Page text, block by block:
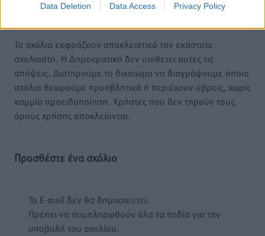
Data Deletion Data Access Privacy Policy
Σχολιασμός Άρθρου
Τα σχόλια εκφράζουν αποκλειστικά τον εκάστοτε
σχολιαστή. Η Δημοκρατική δεν υιοθετεί αυτές τις
απόψεις. Διατηρούμε το δικαίωμα να διαγράψουμε όποια
σχόλια θεωρούμε προσβλητικά ή περιέχουν ύβρεις, χωρίς
καμμία προειδοποίηση. Χρήστες που δεν τηρούν τους
όρους χρήσης αποκλείονται.
Προσθέστε ένα σχόλιο
Το E-mail δεν θα δημοσιευτεί.
Πρέπει να συμπληρωθούν όλα τα πεδία για την
υποβολή του σχολίου.